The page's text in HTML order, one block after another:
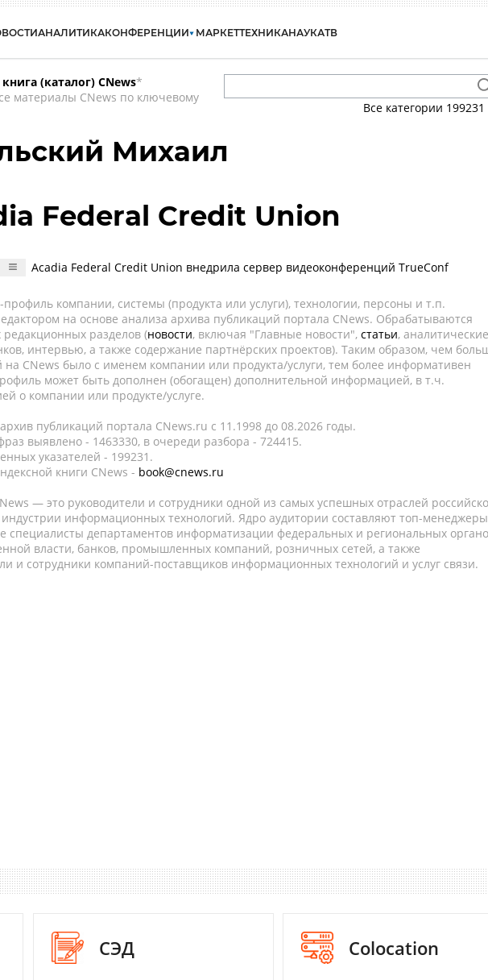
АНАЛИТИКАКОНФЕРЕНЦИИ МАРКЕТТЕХНИКАНАУКАТВ
(каталог) CNews*
материалы CNews по ключевому
Все категории 199231
Михаил
Federal Credit Union
Acadia Federal Credit Union внедрила сервер видеоконференций TrueConf
компании, системы (продукта или услуги), технологии, персоны и т.п.
на основе анализа архива публикаций портала CNews. Обрабатываются
редакционных разделов (новости, включая "Главные новости", статьи, аналитические
интервью, а также содержание партнёрских проектов). Таким образом, чем
на CNews было с именем компании или продукта/услуги, тем более информативен
может быть дополнен (обогащен) дополнительной информацией, в т.ч.
о компании или продукте/услуге.
публикаций портала CNews.ru c 11.1998 до 08.2026 годы.
выявлено - 1463330, в очереди разбора - 724415.
указателей - 199231.
книги CNews - book@cnews.ru
— это руководители и сотрудники одной из самых успешных отраслей
информационных технологий. Ядро аудитории составляют топ-
специалисты департаментов информатизации федеральных и региональных
власти, банков, промышленных компаний, розничных сетей, а также
и сотрудники компаний-поставщиков информационных технологий и услуг связи.
СЭД Colocation